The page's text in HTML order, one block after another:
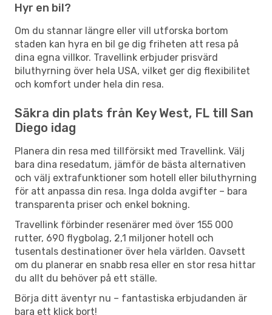
Hyr en bil?
Om du stannar längre eller vill utforska bortom
staden kan hyra en bil ge dig friheten att resa på
dina egna villkor. Travellink erbjuder prisvärd
biluthyrning över hela USA, vilket ger dig flexibilitet
och komfort under hela din resa.
Säkra din plats från Key West, FL till San
Diego idag
Planera din resa med tillförsikt med Travellink. Välj
bara dina resedatum, jämför de bästa alternativen
och välj extrafunktioner som hotell eller biluthyrning
för att anpassa din resa. Inga dolda avgifter – bara
transparenta priser och enkel bokning.
Travellink förbinder resenärer med över 155 000
rutter, 690 flygbolag, 2,1 miljoner hotell och
tusentals destinationer över hela världen. Oavsett
om du planerar en snabb resa eller en stor resa hittar
du allt du behöver på ett ställe.
Börja ditt äventyr nu – fantastiska erbjudanden är
bara ett klick bort!